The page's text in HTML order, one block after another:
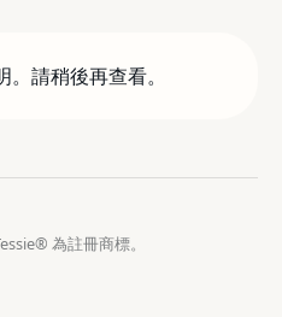
請稍後再查看。
為註冊商標。